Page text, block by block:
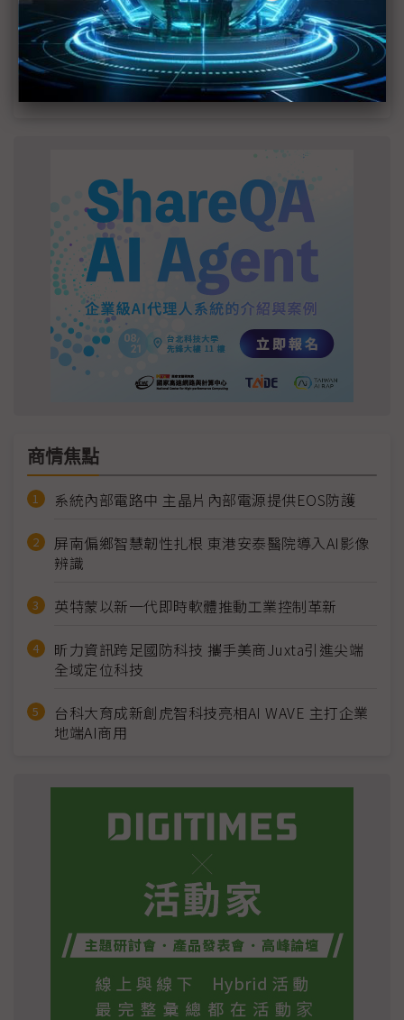
SpaceX晶片採購大轉向 Elon Musk捨超微全面
採用NVIDIA
光進銅退更明確？ 聯發科估SerDes 448G為銅
線「最終戰場」
商情焦點
系統內部電路中 主晶片內部電源提供EOS防護
屏南偏鄉智慧韌性扎根 東港安泰醫院導入AI影像
辨識
英特蒙以新一代即時軟體推動工業控制革新
昕力資訊跨足國防科技 攜手美商Juxta引進尖端
全域定位科技
台科大育成新創虎智科技亮相AI WAVE 主打企業
地端AI商用